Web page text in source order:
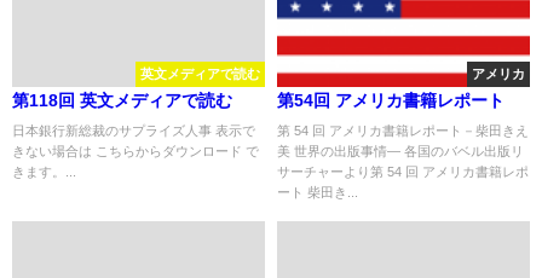
英文メディアで読む
第118回 英文メディアで読む
日本銀行新総裁のサプライズ人事 表示で
きない場合は こちらからダウンロード で
きます。...
アメリカ
第54回 アメリカ書籍レポート
第 54 回 アメリカ書籍レポート－柴田きえ
美 世界の出版事情― 各国のバベル出版リ
サーチャーより第 54 回 アメリカ書籍レポ
ート 柴田き...